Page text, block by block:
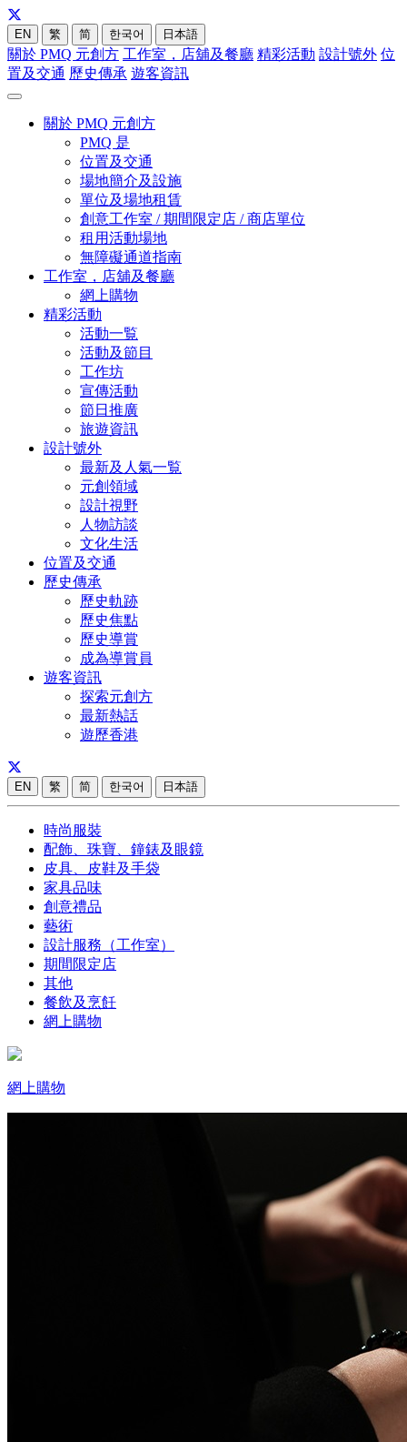
EN 繁 简 한국어 日本語
關於 PMQ 元創方 工作室，店舖及餐廳 精彩活動 設計號外 位
置及交通 歷史傳承 遊客資訊
關於 PMQ 元創方
PMQ 是
位置及交通
場地簡介及設施
單位及場地租賃
創意工作室 / 期間限定店 / 商店單位
租用活動場地
無障礙通道指南
工作室，店舖及餐廳
網上購物
精彩活動
活動一覧
活動及節目
工作坊
宣傳活動
節日推廣
旅遊資訊
設計號外
最新及人氣一覧
元創領域
設計視野
人物訪談
文化生活
位置及交通
歷史傳承
歷史軌跡
歷史焦點
歷史導賞
成為導賞員
遊客資訊
探索元創方
最新熱話
遊歷香港
EN 繁 简 한국어 日本語
時尚服裝
配飾、珠寶、鐘錶及眼鏡
皮具、皮鞋及手袋
家具品味
創意禮品
藝術
設計服務（工作室）
期間限定店
其他
餐飲及烹飪
網上購物
網上購物